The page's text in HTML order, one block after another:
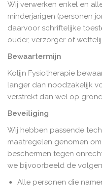
Wij verwerken enkel en
minderjarigen (personen
daarvoor schriftelijke
ouder, verzorger of
Bewaartermijn
Kolijn Fysiotherapie
langer dan noodzakelijk
verstrekt dan wel op
Beveiliging
Wij hebben passende
maatregelen genomen
beschermen tegen
we bijvoorbeeld de
Alle personen die